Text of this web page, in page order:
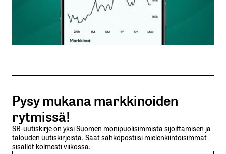
Nimesi tai nimimerkkisi
Sähköpostiosoitteesi
Tilaa SalkunRakentajan uutiskirje
Lähetä kommentti
Pysy mukana markkinoiden
rytmissä!
SR-uutiskirje on yksi Suomen monipuolisimmista sijoittamisen ja
talouden uutiskirjeistä. Saat sähköpostiisi mielenkiintoisimmat
sisällöt kolmesti viikossa.